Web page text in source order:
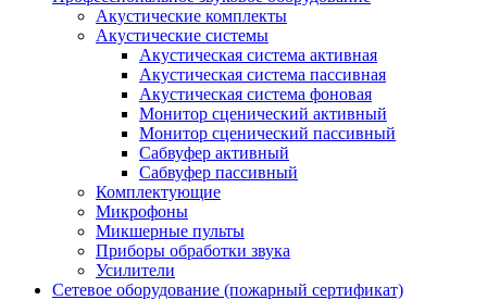
Акустические комплекты
Акустические системы
Акустическая система активная
Акустическая система пассивная
Акустическая система фоновая
Монитор сценический активный
Монитор сценический пассивный
Сабвуфер активный
Сабвуфер пассивный
Комплектующие
Микрофоны
Микшерные пульты
Приборы обработки звука
Усилители
Сетевое оборудование (пожарный сертификат)